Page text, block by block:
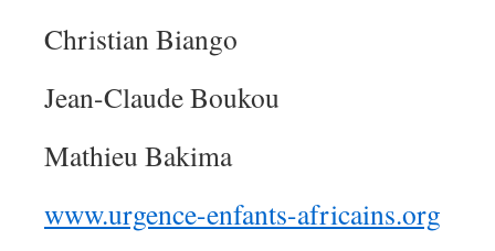
Christian Biango
Jean-Claude Boukou
Mathieu Bakima
www.urgence-enfants-africains.org